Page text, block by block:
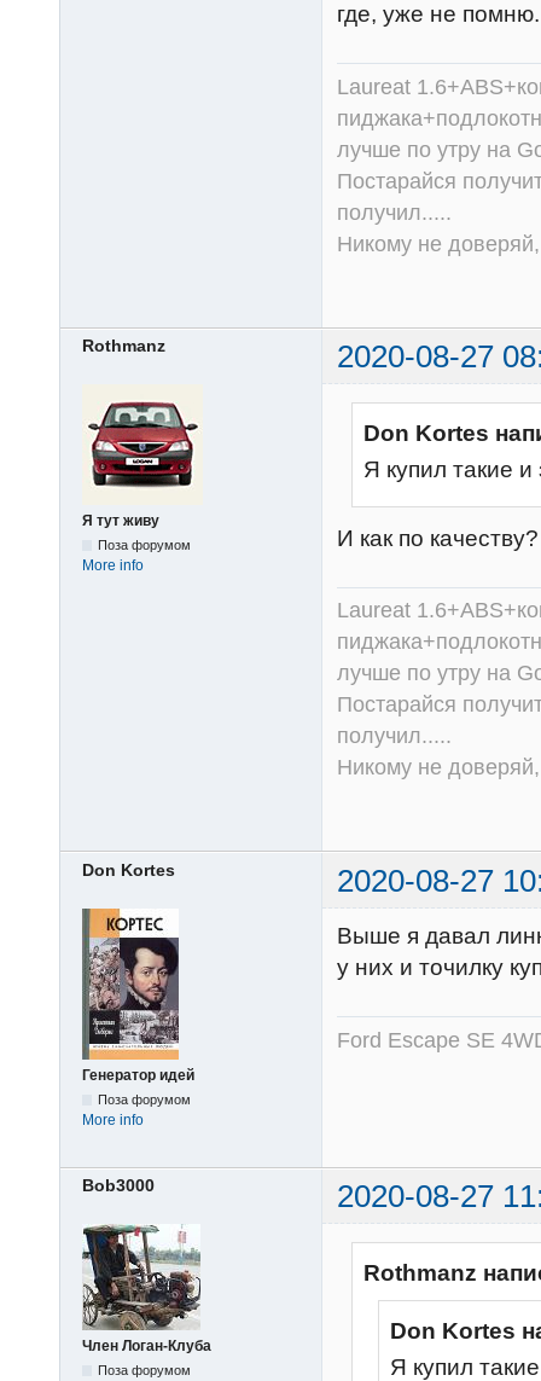
где, уже не помню.
Laureat
лучше по утру на
Постарайся
получил.....
Никому не
Rothmanz 2020-08-27
Я тут живу
Поза форумом
More info
Don Kortes
Я купил такие
И как по
Laureat
лучше по утру на
Постарайся
получил.....
Никому не
Don Kortes 2020-08-27
Генератор идей
Поза форумом
More info
Выше я давал
у них и точилку
Ford Escape SE
Bob3000 2020-08-27
Член Логан-Клуба
Поза форумом
Rothmanz
Don Kortes
Я купил